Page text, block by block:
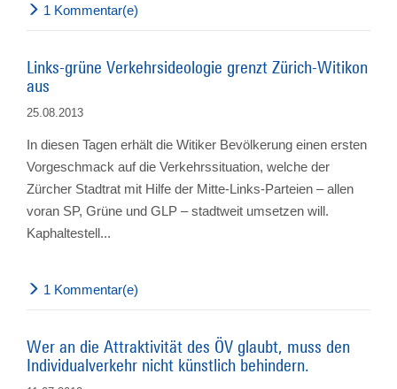
1 Kommentar(e)
Links-grüne Verkehrsideologie grenzt Zürich-Witikon
aus
25.08.2013
In diesen Tagen erhält die Witiker Bevölkerung einen ersten
Vorgeschmack auf die Verkehrssituation, welche der
Zürcher Stadtrat mit Hilfe der Mitte-Links-Parteien – allen
voran SP, Grüne und GLP – stadtweit umsetzen will.
Kaphaltestell...
1 Kommentar(e)
Wer an die Attraktivität des ÖV glaubt, muss den
Individualverkehr nicht künstlich behindern.